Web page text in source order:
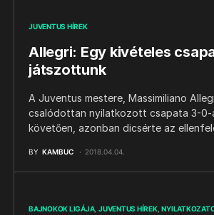
JUVENTUS HÍREK
Allegri: Egy kivételes
játszottunk
A Juventus mestere, Massimiliano
csalódottan nyilatkozott csapata 3-0-
követően, azonban dicsérte az
BY KAMBUC 2018.04.04.
BAJNOKOK LIGÁJA JUVENTUS HÍREK